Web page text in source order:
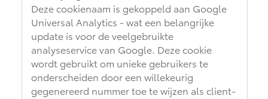
Deze cookienaam is gekoppeld aan Google
Universal Analytics - wat een belangrijke
update is voor de veelgebruikte
analyseservice van Google. Deze cookie
wordt gebruikt om unieke gebruikers te
onderscheiden door een willekeurig
gegenereerd nummer toe te wijzen als client-